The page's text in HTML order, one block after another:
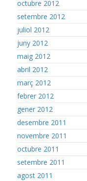
octubre 2012
setembre 2012
juliol 2012
juny 2012
maig 2012
abril 2012
març 2012
febrer 2012
gener 2012
desembre 2011
novembre 2011
octubre 2011
setembre 2011
agost 2011